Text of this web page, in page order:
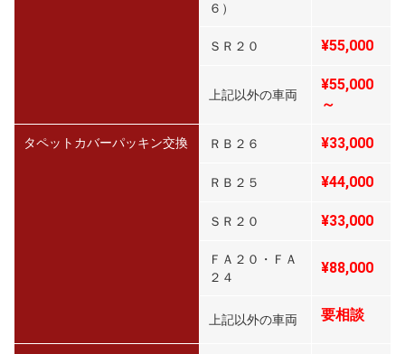
６）
ＳＲ２０ ¥55,000
上記以外の車両
¥55,000
～
タペットカバーパッキン交換 ＲＢ２６ ¥33,000
ＲＢ２５ ¥44,000
ＳＲ２０ ¥33,000
ＦＡ２０・ＦＡ
２４
¥88,000
上記以外の車両 要相談